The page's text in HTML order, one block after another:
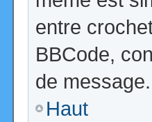
entre
BBCode,
de message.
Haut